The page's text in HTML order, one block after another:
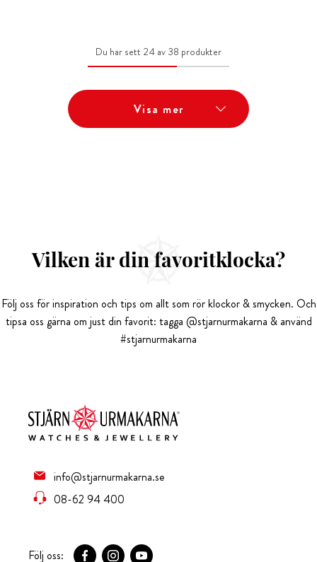
Du har sett 24 av 38 produkter
Visa mer
Vilken är din favoritklocka?
Följ oss för inspiration och tips om allt som rör klockor & smycken. Och
tipsa oss gärna om just din favorit: tagga @stjarnurmakarna & använd
#stjarnurmakarna
info@stjarnurmakarna.se
08-62 94 400
Följ oss: